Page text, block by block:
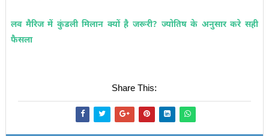
लव मैरिज में कुंडली मिलान क्यों है जरूरी? ज्योतिष के अनुसार करे सही
फैसला
Share This: